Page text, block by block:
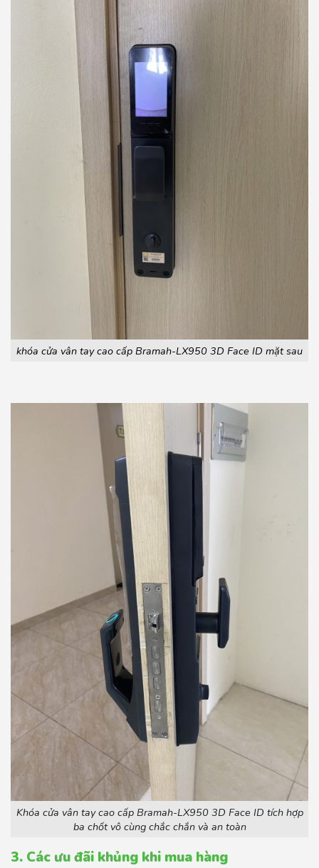
khóa cửa vân tay cao cấp Bramah-LX950 3D Face ID mặt sau
Khóa cửa vân tay cao cấp Bramah-LX950 3D Face ID tích hợp
ba chốt vô cùng chắc chắn và an toàn
3. Các ưu đãi khủng khi mua hàng